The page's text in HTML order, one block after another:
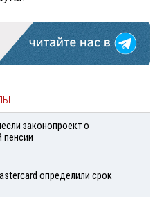
законопроект о
пенсии
определили срок